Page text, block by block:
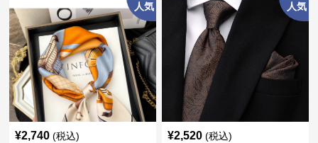
人気
¥2,740 (税込)
人気
¥2,520 (税込)